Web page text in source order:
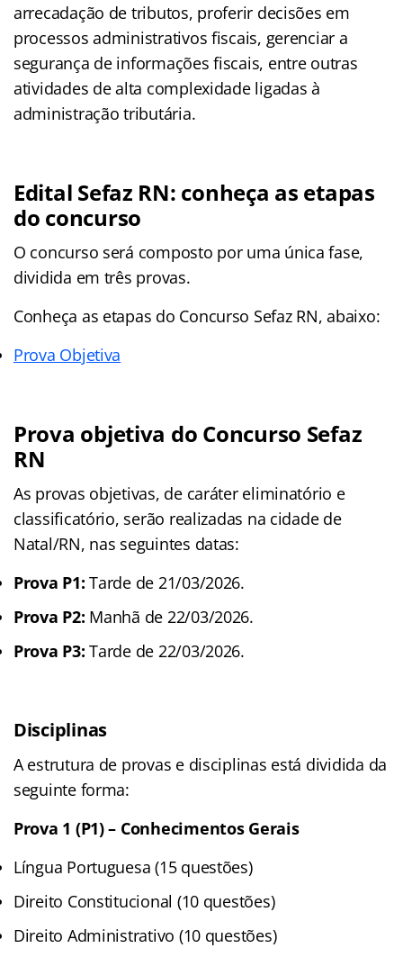
arrecadação de tributos, proferir decisões em
processos administrativos fiscais, gerenciar a
segurança de informações fiscais, entre outras
atividades de alta complexidade ligadas à
administração tributária.
Edital Sefaz RN: conheça as etapas
do concurso
O concurso será composto por uma única fase,
dividida em três provas.
Conheça as etapas do Concurso Sefaz RN, abaixo:
Prova Objetiva
Prova objetiva do Concurso Sefaz
RN
As provas objetivas, de caráter eliminatório e
classificatório, serão realizadas na cidade de
Natal/RN, nas seguintes datas:
Prova P1: Tarde de 21/03/2026.
Prova P2: Manhã de 22/03/2026.
Prova P3: Tarde de 22/03/2026.
Disciplinas
A estrutura de provas e disciplinas está dividida da
seguinte forma:
Prova 1 (P1) – Conhecimentos Gerais
Língua Portuguesa (15 questões)
Direito Constitucional (10 questões)
Direito Administrativo (10 questões)